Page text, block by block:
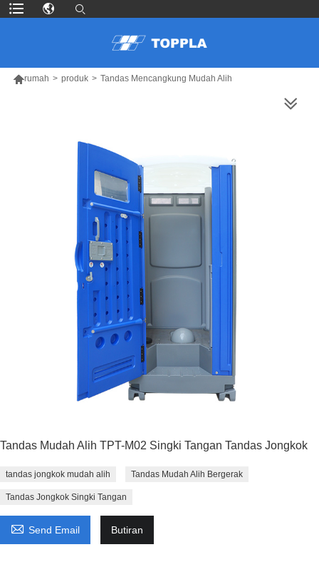
rumah > produk > Tandas Mencangkung Mudah Alih
Tandas Mudah Alih TPT-M02 Singki Tangan Tandas Jongkok
tandas jongkok mudah alih Tandas Mudah Alih Bergerak
Tandas Jongkok Singki Tangan
 Send Email Butiran